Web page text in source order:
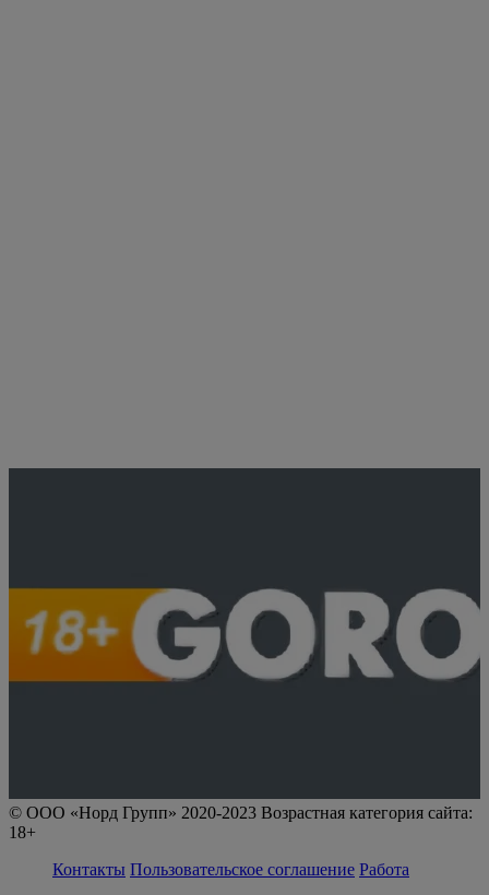
© ООО «Норд Групп» 2020-2023 Возрастная категория сайта:
18+
Контакты Пользовательское соглашение Работа